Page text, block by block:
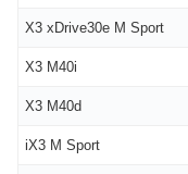
X3 xDrive30e M Sport
X3 M40i
X3 M40d
iX3 M Sport